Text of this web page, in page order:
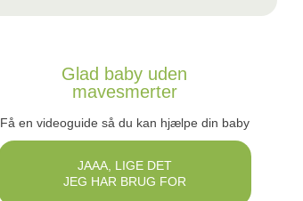
Glad baby uden
mavesmerter
Få en videoguide så du kan hjælpe din baby
JAAA, LIGE DET
JEG HAR BRUG FOR